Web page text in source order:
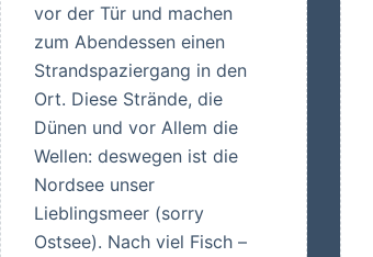
vor der Tür und machen
zum Abendessen einen
Strandspaziergang in den
Ort. Diese Strände, die
Dünen und vor Allem die
Wellen: deswegen ist die
Nordsee unser
Lieblingsmeer (sorry
Ostsee). Nach viel Fisch –